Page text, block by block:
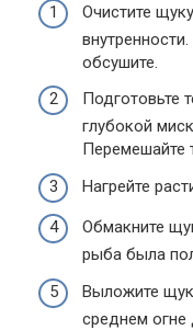
Очистите
обсушите.
Подготовьте
глубокой
Перемешайте
Нагрейте
Обмакните
рыба была
Выложите
среднем огне